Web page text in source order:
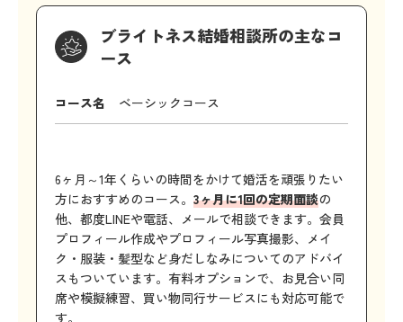
ブライトネス結婚相談所の主なコ
ース
コース名 ベーシックコース
6ヶ月～1年くらいの時間をかけて婚活を頑張りたい
方におすすめのコース。 3ヶ月に1回の定期面談の
他、都度LINEや電話、メールで相談できます。会員
プロフィール作成やプロフィール写真撮影、メイ
ク・服装・髪型など身だしなみについてのアドバイ
スもついています。有料オプションで、お見合い同
席や模擬練習、買い物同行サービスにも対応可能で
す。